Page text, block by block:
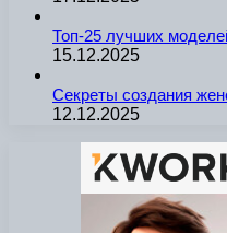
Топ-25 лучших
15.12.2025
Секреты создания
12.12.2025